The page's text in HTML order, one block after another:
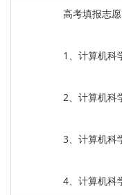
高考填报志
1、计算机科
2、计算机科
3、计算机科
4、计算机科